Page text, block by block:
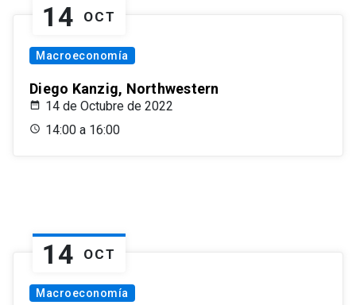
14 OCT
Macroeconomía
Diego Kanzig, Northwestern
14 de Octubre de 2022
14:00 a 16:00
14 OCT
Macroeconomía